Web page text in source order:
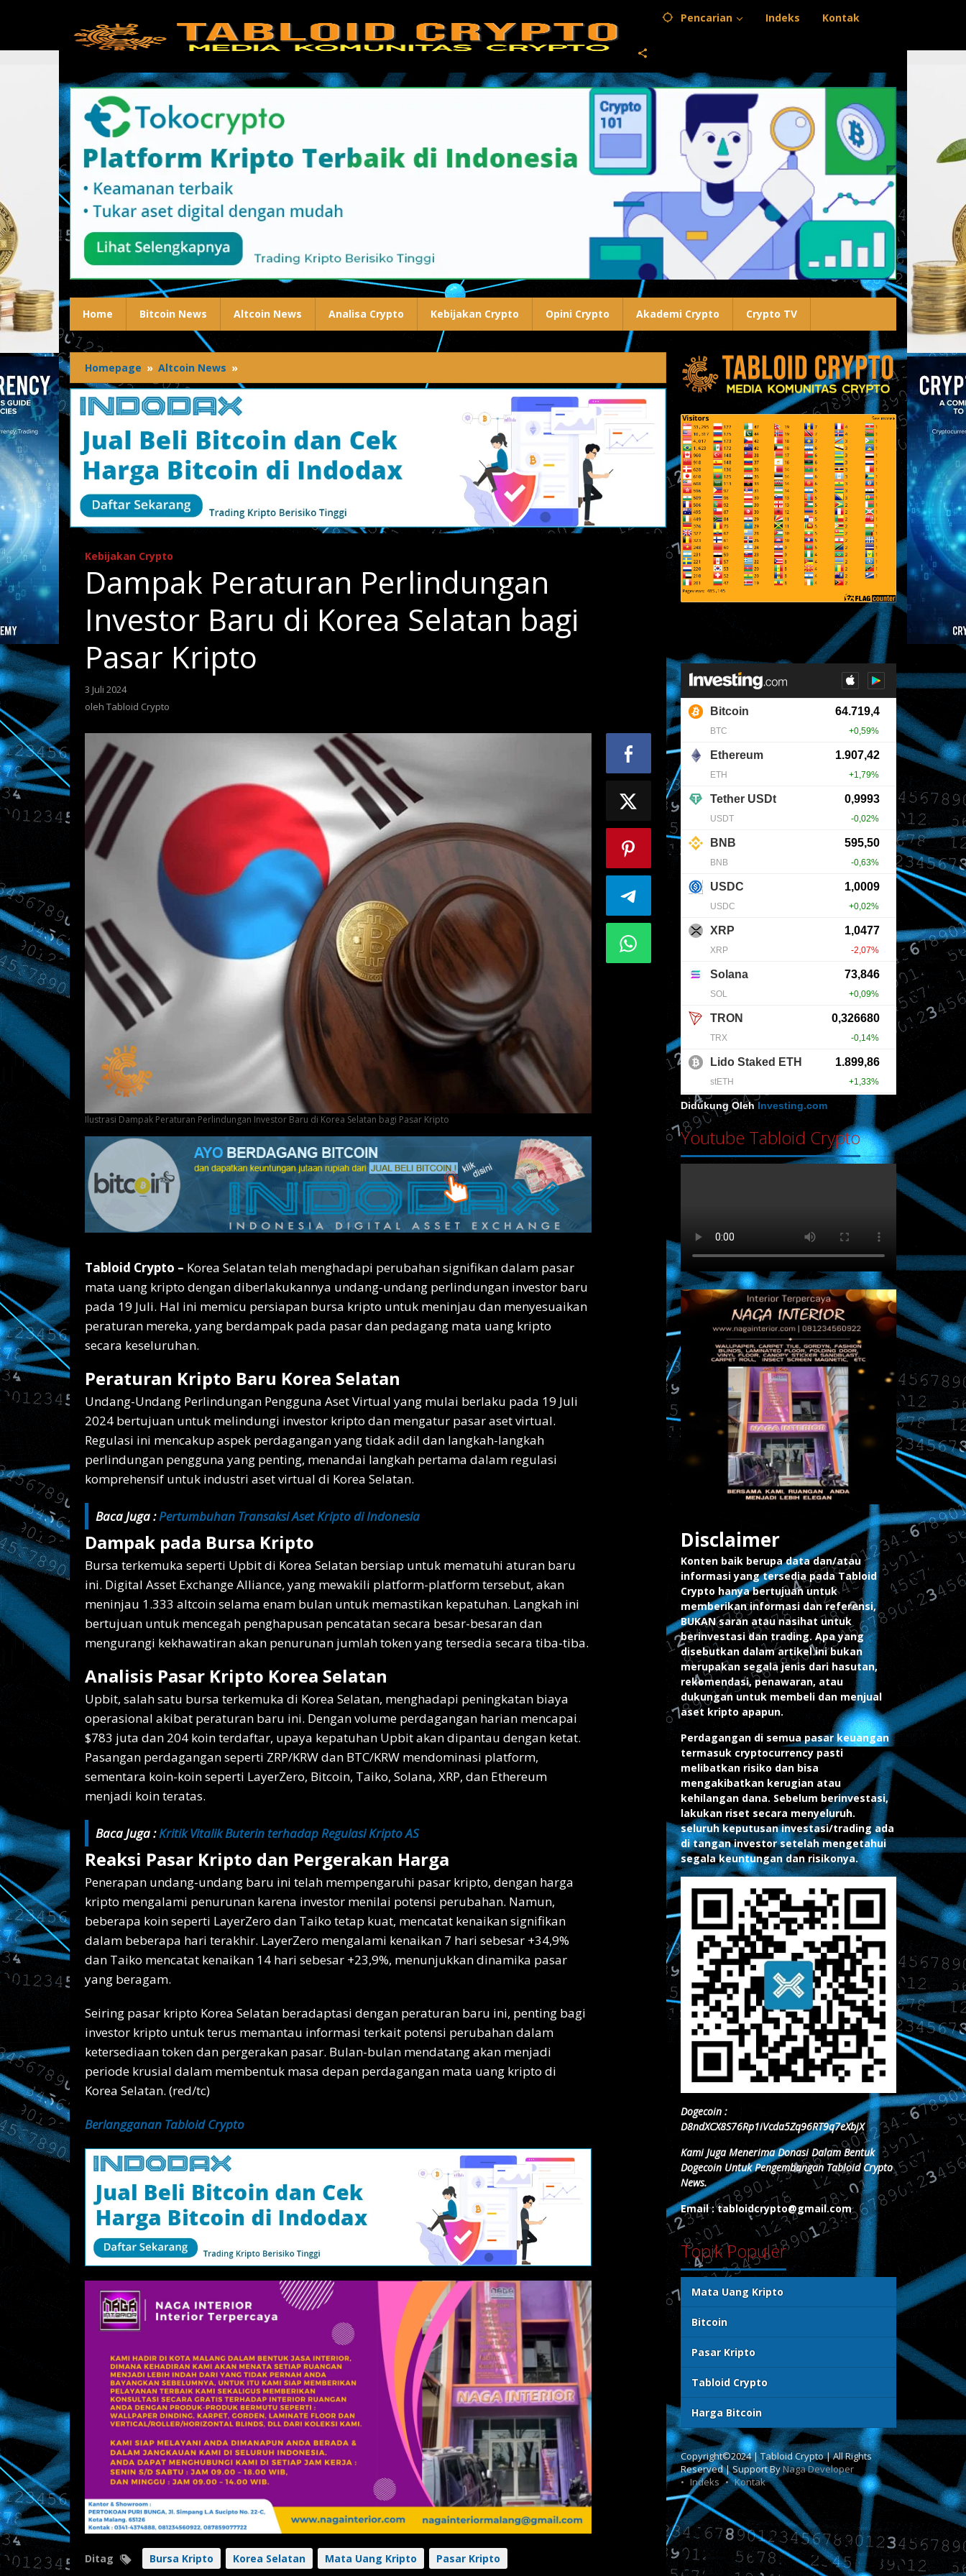
Pencarian Indeks Kontak
Home Bitcoin News Altcoin News Analisa Crypto Kebijakan Crypto Opini Crypto Akademi Crypto Crypto TV
Homepage » Altcoin News »
Peraturan
Perlindungan
Investor
Baru
di
Korea
Selatan
Kripto
Kebijakan Crypto
Dampak Peraturan Perlindungan
Investor Baru di Korea Selatan bagi
Pasar Kripto
3 Juli 2024
Tabloid
Crypto
oleh Tabloid Crypto
Ilustrasi Dampak Peraturan Perlindungan Investor Baru di Korea Selatan bagi Pasar Kripto
Tabloid Crypto – Korea Selatan telah menghadapi perubahan signifikan dalam pasar
mata uang kripto dengan diberlakukannya undang-undang perlindungan investor baru
pada 19 Juli. Hal ini memicu persiapan bursa kripto untuk meninjau dan menyesuaikan
peraturan mereka, yang berdampak pada pasar dan pedagang mata uang kripto
secara keseluruhan.
Peraturan Kripto Baru Korea Selatan
Undang-Undang Perlindungan Pengguna Aset Virtual yang mulai berlaku pada 19 Juli
2024 bertujuan untuk melindungi investor kripto dan mengatur pasar aset virtual.
Regulasi ini mencakup aspek perdagangan yang tidak adil dan langkah-langkah
perlindungan pengguna yang penting, menandai langkah pertama dalam regulasi
komprehensif untuk industri aset virtual di Korea Selatan.
Baca Juga :Pertumbuhan Transaksi Aset Kripto di Indonesia
Dampak pada Bursa Kripto
Bursa terkemuka seperti Upbit di Korea Selatan bersiap untuk mematuhi aturan baru
ini. Digital Asset Exchange Alliance, yang mewakili platform-platform tersebut, akan
meninjau 1.333 altcoin selama enam bulan untuk memastikan kepatuhan. Langkah ini
bertujuan untuk mencegah penghapusan pencatatan secara besar-besaran dan
mengurangi kekhawatiran akan penurunan jumlah token yang tersedia secara tiba-tiba.
Analisis Pasar Kripto Korea Selatan
Upbit, salah satu bursa terkemuka di Korea Selatan, menghadapi peningkatan biaya
operasional akibat peraturan baru ini. Dengan volume perdagangan harian mencapai
$783 juta dan 204 koin terdaftar, upaya kepatuhan Upbit akan dipantau dengan ketat.
Pasangan perdagangan seperti ZRP/KRW dan BTC/KRW mendominasi platform,
sementara koin-koin seperti LayerZero, Bitcoin, Taiko, Solana, XRP, dan Ethereum
menjadi koin teratas.
Baca Juga :Kritik Vitalik Buterin terhadap Regulasi Kripto AS
Reaksi Pasar Kripto dan Pergerakan Harga
Penerapan undang-undang baru ini telah mempengaruhi pasar kripto, dengan harga
kripto mengalami penurunan karena investor menilai potensi perubahan. Namun,
beberapa koin seperti LayerZero dan Taiko tetap kuat, mencatat kenaikan signifikan
dalam beberapa hari terakhir. LayerZero mengalami kenaikan 7 hari sebesar +34,9%
dan Taiko mencatat kenaikan 14 hari sebesar +23,9%, menunjukkan dinamika pasar
yang beragam.
Seiring pasar kripto Korea Selatan beradaptasi dengan peraturan baru ini, penting bagi
investor kripto untuk terus memantau informasi terkait potensi perubahan dalam
ketersediaan token dan pergerakan pasar. Bulan-bulan mendatang akan menjadi
periode krusial dalam membentuk masa depan perdagangan mata uang kripto di
Korea Selatan. (red/tc)
Berlangganan Tabloid Crypto
Ditag Bursa Kripto Korea Selatan Mata Uang Kripto Pasar Kripto
Didukung Oleh Investing.com
Youtube Tabloid Crypto
Disclaimer
Konten baik berupa data dan/atau
informasi yang tersedia pada Tabloid
Crypto hanya bertujuan untuk
memberikan informasi dan referensi,
BUKAN saran atau nasihat untuk
berinvestasi dan trading. Apa yang
disebutkan dalam artikel ini bukan
merupakan segala jenis dari hasutan,
rekomendasi, penawaran, atau
dukungan untuk membeli dan menjual
aset kripto apapun.
Perdagangan di semua pasar keuangan
termasuk cryptocurrency pasti
melibatkan risiko dan bisa
mengakibatkan kerugian atau
kehilangan dana. Sebelum berinvestasi,
lakukan riset secara menyeluruh.
seluruh keputusan investasi/trading ada
di tangan investor setelah mengetahui
segala keuntungan dan risikonya.
Dogecoin :
D8ndXCX8S76Rp1iVcda5Zq96RT9q7eXbjX
Kami Juga Menerima Donasi Dalam Bentuk
Dogecoin Untuk Pengembangan Tabloid Crypto
News.
Email : tabloidcrypto@gmail.com
Topik Populer
Mata Uang Kripto
Bitcoin
Pasar Kripto
Tabloid Crypto
Harga Bitcoin
Copyright©2024 | Tabloid Crypto | All Rights
Reserved | Support ByNaga Developer
Indeks
Kontak